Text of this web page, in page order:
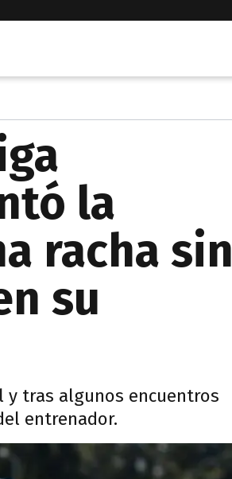
la
racha sin
su
tras algunos encuentros
entrenador.